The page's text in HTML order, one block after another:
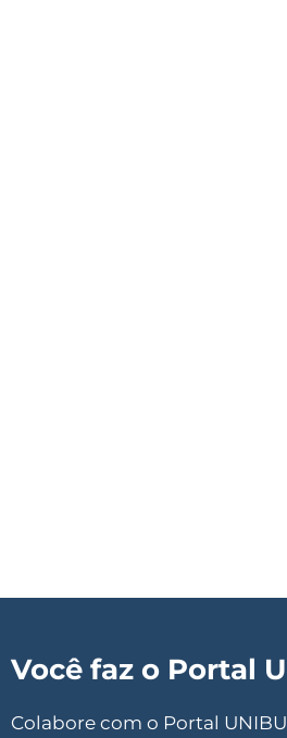
Você faz o Portal
Colabore com o Portal